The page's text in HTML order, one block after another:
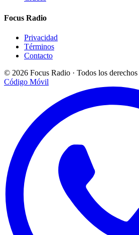
Focus Radio
Privacidad
Términos
Contacto
© 2026 Focus Radio · Todos los derechos
Código Móvil